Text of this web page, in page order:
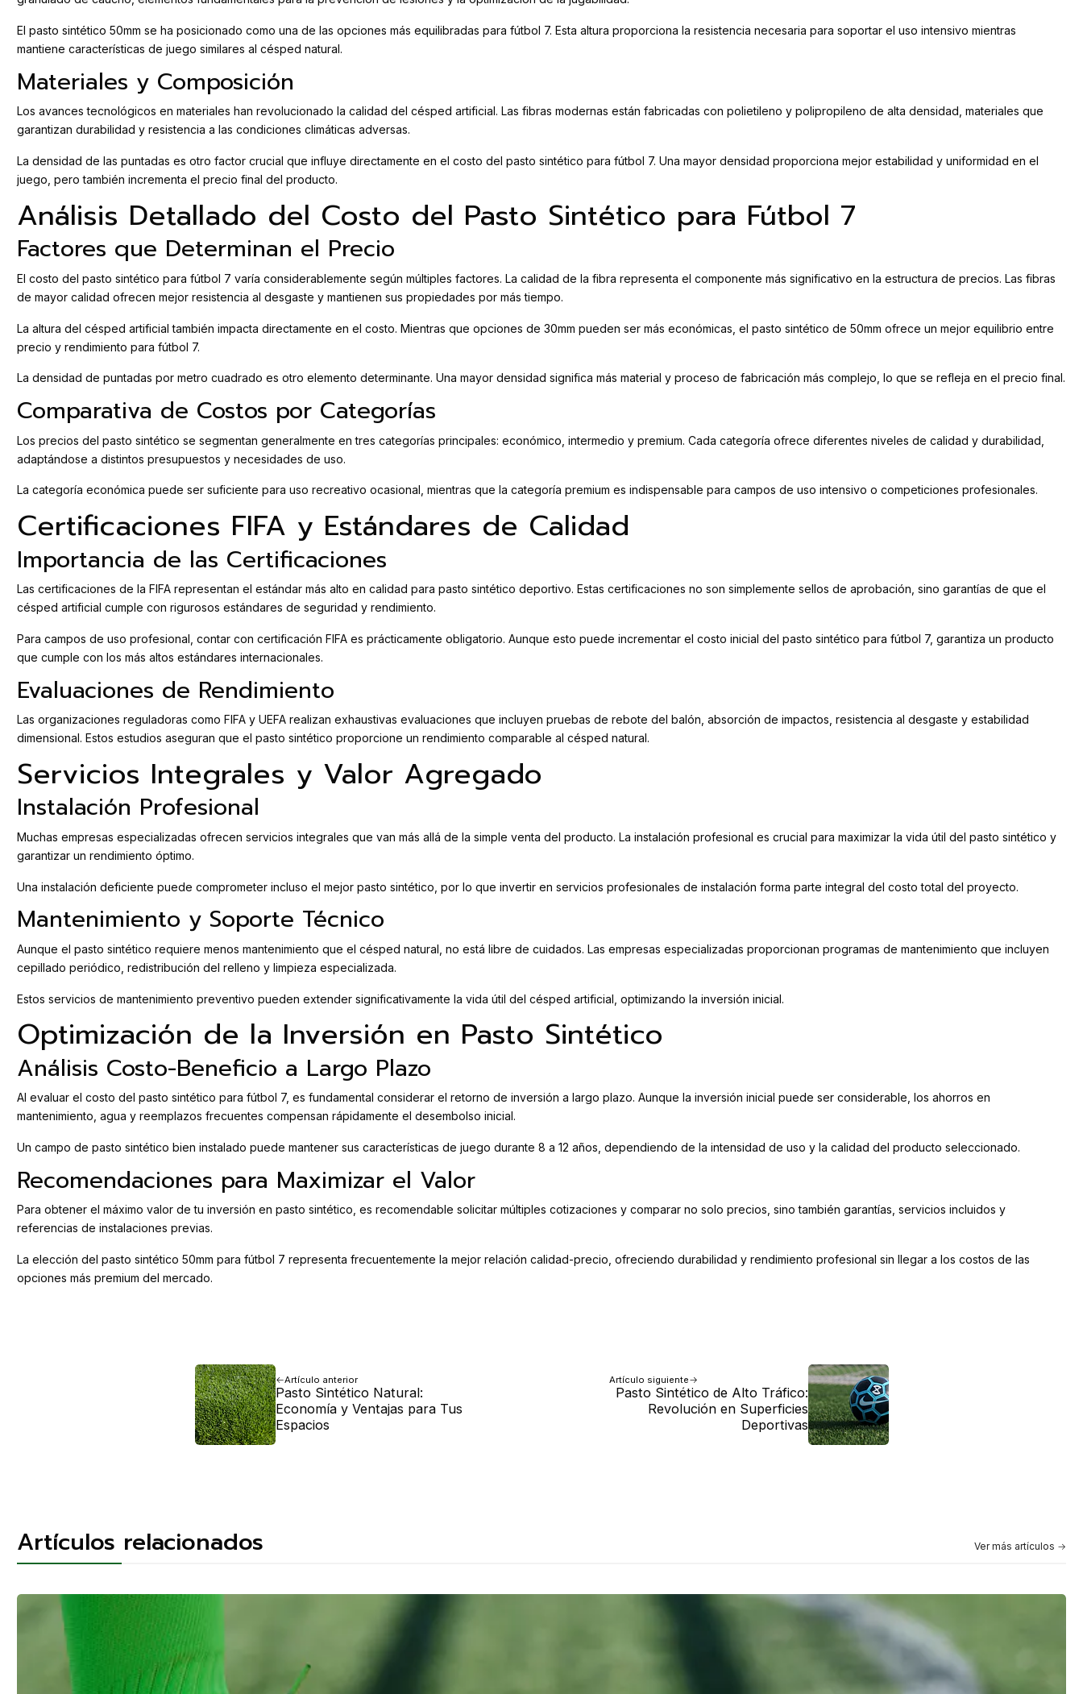
El pasto sintético 50mm se ha posicionado como una de las opciones más equilibradas para fútbol 7. Esta altura proporciona la resistencia necesaria para soportar el uso intensivo mientras
mantiene características de juego similares al césped natural.
Materiales y Composición
Los avances tecnológicos en materiales han revolucionado la calidad del césped artificial. Las fibras modernas están fabricadas con polietileno y polipropileno de alta densidad, materiales que
garantizan durabilidad y resistencia a las condiciones climáticas adversas.
La densidad de las puntadas es otro factor crucial que influye directamente en el costo del pasto sintético para fútbol 7. Una mayor densidad proporciona mejor estabilidad y uniformidad en el
juego, pero también incrementa el precio final del producto.
Análisis Detallado del Costo del Pasto Sintético para Fútbol 7
Factores que Determinan el Precio
El costo del pasto sintético para fútbol 7 varía considerablemente según múltiples factores. La calidad de la fibra representa el componente más significativo en la estructura de precios. Las fibras
de mayor calidad ofrecen mejor resistencia al desgaste y mantienen sus propiedades por más tiempo.
La altura del césped artificial también impacta directamente en el costo. Mientras que opciones de 30mm pueden ser más económicas, el pasto sintético de 50mm ofrece un mejor equilibrio entre
precio y rendimiento para fútbol 7.
La densidad de puntadas por metro cuadrado es otro elemento determinante. Una mayor densidad significa más material y proceso de fabricación más complejo, lo que se refleja en el precio final.
Comparativa de Costos por Categorías
Los precios del pasto sintético se segmentan generalmente en tres categorías principales: económico, intermedio y premium. Cada categoría ofrece diferentes niveles de calidad y durabilidad,
adaptándose a distintos presupuestos y necesidades de uso.
La categoría económica puede ser suficiente para uso recreativo ocasional, mientras que la categoría premium es indispensable para campos de uso intensivo o competiciones profesionales.
Certificaciones FIFA y Estándares de Calidad
Importancia de las Certificaciones
Las certificaciones de la FIFA representan el estándar más alto en calidad para pasto sintético deportivo. Estas certificaciones no son simplemente sellos de aprobación, sino garantías de que el
césped artificial cumple con rigurosos estándares de seguridad y rendimiento.
Para campos de uso profesional, contar con certificación FIFA es prácticamente obligatorio. Aunque esto puede incrementar el costo inicial del pasto sintético para fútbol 7, garantiza un producto
que cumple con los más altos estándares internacionales.
Evaluaciones de Rendimiento
Las organizaciones reguladoras como FIFA y UEFA realizan exhaustivas evaluaciones que incluyen pruebas de rebote del balón, absorción de impactos, resistencia al desgaste y estabilidad
dimensional. Estos estudios aseguran que el pasto sintético proporcione un rendimiento comparable al césped natural.
Servicios Integrales y Valor Agregado
Instalación Profesional
Muchas empresas especializadas ofrecen servicios integrales que van más allá de la simple venta del producto. La instalación profesional es crucial para maximizar la vida útil del pasto sintético y
garantizar un rendimiento óptimo.
Una instalación deficiente puede comprometer incluso el mejor pasto sintético, por lo que invertir en servicios profesionales de instalación forma parte integral del costo total del proyecto.
Mantenimiento y Soporte Técnico
Aunque el pasto sintético requiere menos mantenimiento que el césped natural, no está libre de cuidados. Las empresas especializadas proporcionan programas de mantenimiento que incluyen
cepillado periódico, redistribución del relleno y limpieza especializada.
Estos servicios de mantenimiento preventivo pueden extender significativamente la vida útil del césped artificial, optimizando la inversión inicial.
Optimización de la Inversión en Pasto Sintético
Análisis Costo-Beneficio a Largo Plazo
Al evaluar el costo del pasto sintético para fútbol 7, es fundamental considerar el retorno de inversión a largo plazo. Aunque la inversión inicial puede ser considerable, los ahorros en
mantenimiento, agua y reemplazos frecuentes compensan rápidamente el desembolso inicial.
Un campo de pasto sintético bien instalado puede mantener sus características de juego durante 8 a 12 años, dependiendo de la intensidad de uso y la calidad del producto seleccionado.
Recomendaciones para Maximizar el Valor
Para obtener el máximo valor de tu inversión en pasto sintético, es recomendable solicitar múltiples cotizaciones y comparar no solo precios, sino también garantías, servicios incluidos y
referencias de instalaciones previas.
La elección del pasto sintético 50mm para fútbol 7 representa frecuentemente la mejor relación calidad-precio, ofreciendo durabilidad y rendimiento profesional sin llegar a los costos de las
opciones más premium del mercado.
Artículo anterior
Pasto Sintético Natural:
Economía y Ventajas para Tus
Espacios
Artículo siguiente
Pasto Sintético de Alto Tráfico:
Revolución en Superficies
Deportivas
Artículos relacionados Ver más artículos